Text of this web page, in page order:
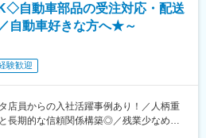
いきます。まずはマニュアルやカタログ
でいただきながら、先輩の横についてど
かを見て聞いて学んでいただくことから
識やシステム操作も丁寧に指導しますの
算書作成）
をした社員も活躍しています。
18年程度とプライベートとも両立しやす
して原則残業しない風土が根付いている
自動車部品の受注対応・配送
自動車好きな方へ★～
験歓迎
店員からの入社活躍事例あり！／人柄重
長期的な信頼関係構築◎／残業少なめ／